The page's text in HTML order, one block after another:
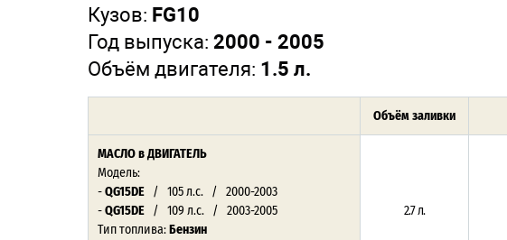
Кузов: FG10
Год выпуска: 2000 - 2005
Объём двигателя: 1.5 л.
Объём заливки
МАСЛО в ДВИГАТЕЛЬ
Модель:
-QG15DE / 105 л.с. / 2000-2003
-QG15DE / 109 л.с. / 2003-2005
Тип топлива:Бензин
2.7 л.